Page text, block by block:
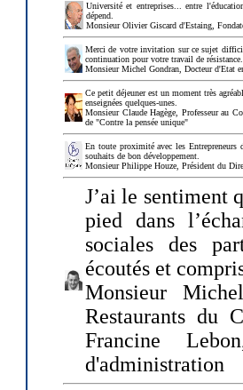
Université et entreprises... entre
dépend.
Monsieur Olivier Giscard d'Estaing,
Merci de votre invitation sur ce sujet
continuation pour votre travail de
Monsieur Michel Gondran, Docteur d'Etat
Ce petit déjeuner est un moment très
enseignées quelques-unes.
Monsieur Claude Hagège, Professeur au
de "Contre la pensée unique"
En toute proximité avec les
souhaits de bon développement.
Monsieur Philippe Houze, Président du
J’ai le sentiment
pied dans
sociales des
écoutés et
Monsieur
Restaurants du
Francine
d'administration